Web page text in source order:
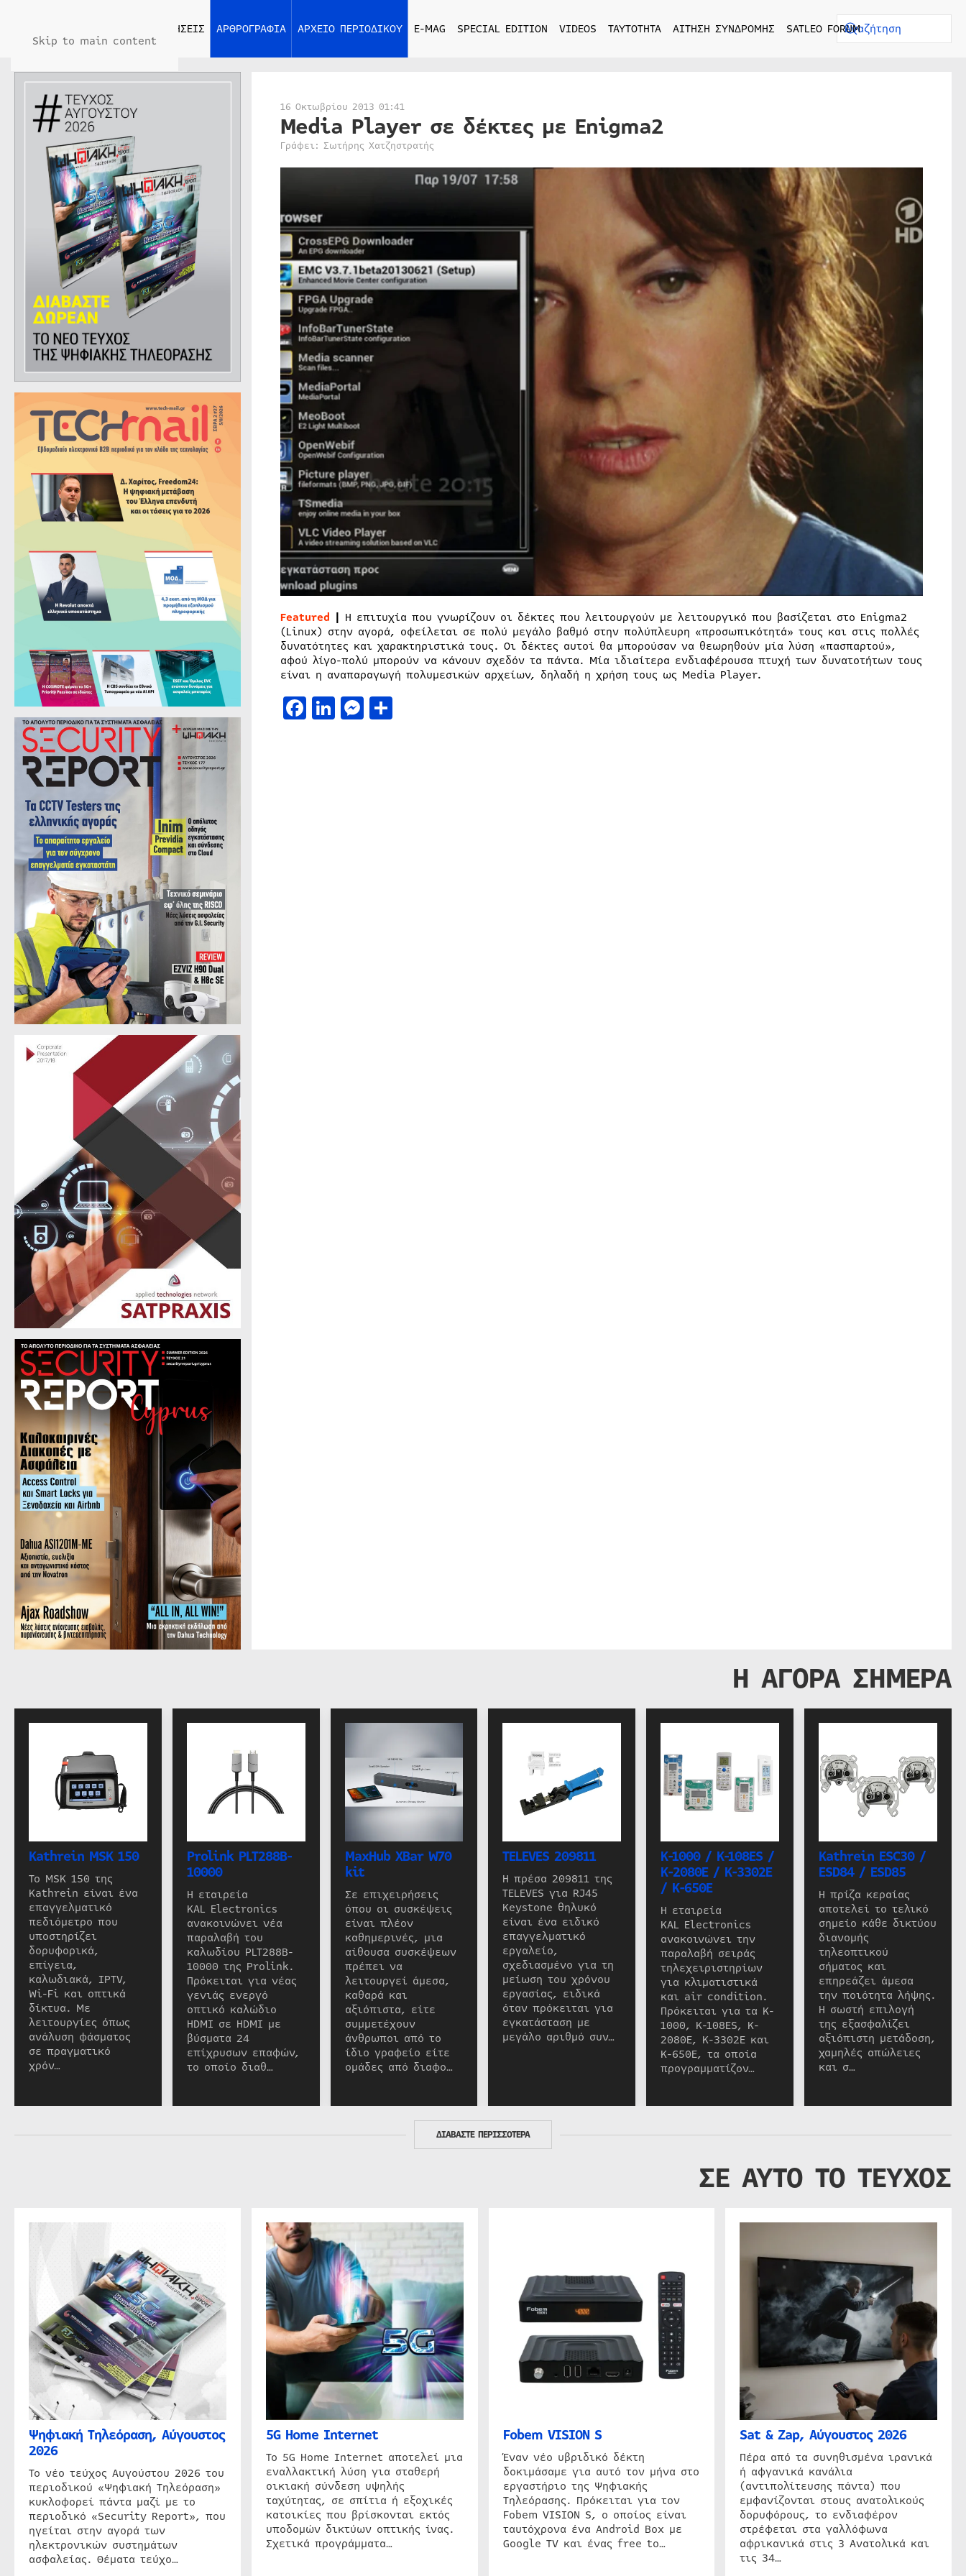
Skip to main content
ΕΙΔΗΣΕΙΣ ΑΡΘΡΟΓΡΑΦΙΑ ΑΡΧΕΙΟ ΠΕΡΙΟΔΙΚΟΥ E-MAG SPECIAL EDITION VIDEOS ΤΑΥΤΟΤΗΤΑ ΑΙΤΗΣΗ ΣΥΝΔΡΟΜΗΣ SATLEO FORUM
16 Οκτωβρίου 2013 01:41
Media Player σε δέκτες με Enigma2
Γράφει: Σωτήρης Χατζηστρατής
Featured | Η επιτυχία που γνωρίζουν οι δέκτες που λειτουργούν με λειτουργικό που βασίζεται στο Enigma2
(Linux) στην αγορά, οφείλεται σε πολύ μεγάλο βαθμό στην πολύπλευρη «προσωπικότητά» τους και στις πολλές
δυνατότητες και χαρακτηριστικά τους. Οι δέκτες αυτοί θα μπορούσαν να θεωρηθούν μία λύση «πασπαρτού»,
αφού λίγο-πολύ μπορούν να κάνουν σχεδόν τα πάντα. Μία ιδιαίτερα ενδιαφέρουσα πτυχή των δυνατοτήτων τους
είναι η αναπαραγωγή πολυμεσικών αρχείων, δηλαδή η χρήση τους ως Media Player.
Facebook
LinkedIn
Messenger
Μοιραστείτε
Η ΑΓΟΡΑ ΣΗΜΕΡΑ
Kathrein MSK 150
Το MSK 150 της
Kathrein είναι ένα
επαγγελματικό
πεδιόμετρο που
υποστηρίζει
δορυφορικά,
επίγεια,
καλωδιακά, IPTV,
Wi-Fi και οπτικά
δίκτυα. Με
λειτουργίες όπως
ανάλυση φάσματος
σε πραγματικό
χρόν…
Prolink PLT288B-
10000
Η εταιρεία
KAL Electronics
ανακοινώνει νέα
παραλαβή του
καλωδίου PLT288B-
10000 της Prolink.
Πρόκειται για νέας
γενιάς ενεργό
οπτικό καλώδιο
HDMI σε HDMI με
βύσματα 24
επίχρυσων επαφών,
το οποίο διαθ…
MaxHub XBar W70
kit
Σε επιχειρήσεις
όπου οι συσκέψεις
είναι πλέον
καθημερινές, μια
αίθουσα συσκέψεων
πρέπει να
λειτουργεί άμεσα,
καθαρά και
αξιόπιστα, είτε
συμμετέχουν
άνθρωποι από το
ίδιο γραφείο είτε
ομάδες από διαφο…
TELEVES 209811
Η πρέσα 209811 της
TELEVES για RJ45
Keystone θηλυκό
είναι ένα ειδικό
επαγγελματικό
εργαλείο,
σχεδιασμένο για τη
μείωση του χρόνου
εργασίας, ειδικά
όταν πρόκειται για
εγκατάσταση με
μεγάλο αριθμό συν…
K-1000 / K-108ES /
K-2080E / K-3302E
/ K-650E
Η εταιρεία
KAL Electronics
ανακοινώνει την
παραλαβή σειράς
τηλεχειριστηρίων
για κλιματιστικά
και air condition.
Πρόκειται για τα K-
1000, K-108ES, K-
2080E, K-3302E και
K-650E, τα οποία
προγραμματίζον…
Kathrein ESC30 /
ESD84 / ESD85
Η πρίζα κεραίας
αποτελεί το τελικό
σημείο κάθε δικτύου
διανομής
τηλεοπτικού
σήματος και
επηρεάζει άμεσα
την ποιότητα λήψης.
Η σωστή επιλογή
της εξασφαλίζει
αξιόπιστη μετάδοση,
χαμηλές απώλειες
και σ…
ΔΙΑΒΑΣΤΕ ΠΕΡΙΣΣΟΤΕΡΑ
ΣΕ ΑΥΤΟ ΤΟ ΤΕΥΧΟΣ
Ψηφιακή Τηλεόραση, Αύγουστος
2026
Το νέο τεύχος Αυγούστου 2026 του
περιοδικού «Ψηφιακή Τηλεόραση»
κυκλοφορεί πάντα μαζί με το
περιοδικό «Security Report», που
ηγείται στην αγορά των
ηλεκτρονικών συστημάτων
ασφαλείας. Θέματα τεύχο…
5G Home Internet
Το 5G Home Internet αποτελεί μια
εναλλακτική λύση για σταθερή
οικιακή σύνδεση υψηλής
ταχύτητας, σε σπίτια ή εξοχικές
κατοικίες που βρίσκονται εκτός
υποδομών δικτύων οπτικής ίνας.
Σχετικά προγράμματα…
Fobem VISION S
Έναν νέο υβριδικό δέκτη
δοκιμάσαμε για αυτό τον μήνα στο
εργαστήριο της Ψηφιακής
Τηλεόρασης. Πρόκειται για τον
Fobem VISION S, ο οποίος είναι
ταυτόχρονα ένα Android Box με
Google TV και ένας free to…
Sat & Zap, Αύγουστος 2026
Πέρα από τα συνηθισμένα ιρανικά
ή αφγανικά κανάλια
(αντιπολίτευσης πάντα) που
εμφανίζονται στους ανατολικούς
δορυφόρους, το ενδιαφέρον
στρέφεται στα γαλλόφωνα
αφρικανικά στις 3 Ανατολικά και
τις 34…